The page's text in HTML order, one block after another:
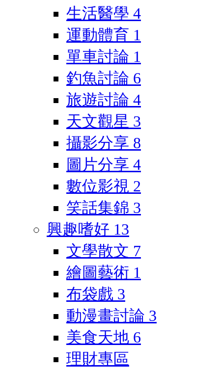
生活醫學 4
運動體育 1
單車討論 1
釣魚討論 6
旅遊討論 4
天文觀星 3
攝影分享 8
圖片分享 4
數位影視 2
笑話集錦 3
興趣嗜好 13
文學散文 7
繪圖藝術 1
布袋戲 3
動漫畫討論 3
美食天地 6
理財專區